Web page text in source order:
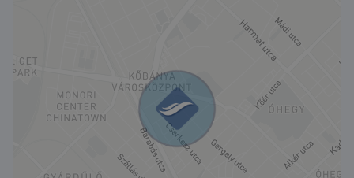
Ez a lakás jó választás, ha saját kertet szeretnél,
fontos a kontrollálható rezsi, és szeretnél olyan
otthont, ami veled együtt tud nőni. Az ilyen
lehetőségek nem maradnak sokáig a piacon.